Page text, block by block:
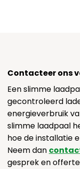
Contacteer ons
Een slimme
gecontroleerd
energieverbruik
slimme laadpaal
hoe de installatie
Neem dan
gesprek en